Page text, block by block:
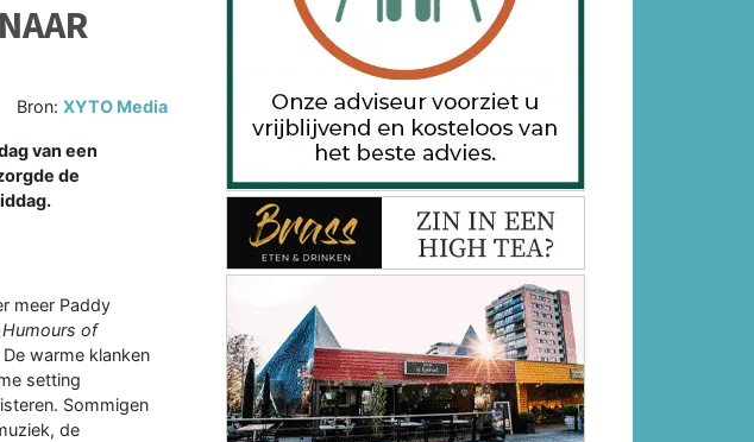
Bron:XYTO Media
van een
de
meer Paddy
Humours of
warme klanken
setting
Sommigen
de